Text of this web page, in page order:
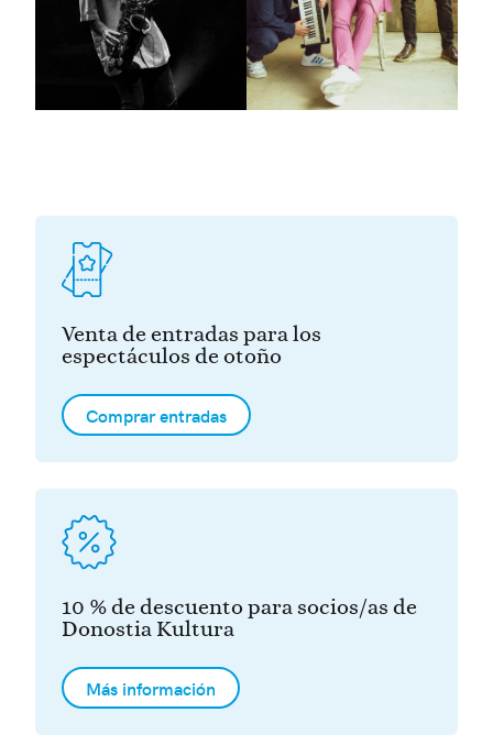
Venta de entradas para los
espectáculos de otoño
Comprar entradas
10 % de descuento para socios/as de
Donostia Kultura
Más información